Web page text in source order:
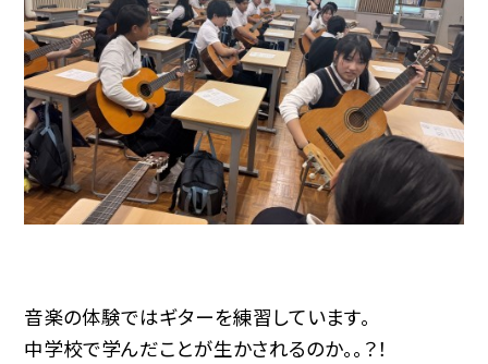
音楽の体験ではギターを練習しています。
中学校で学んだことが生かされるのか。。？！